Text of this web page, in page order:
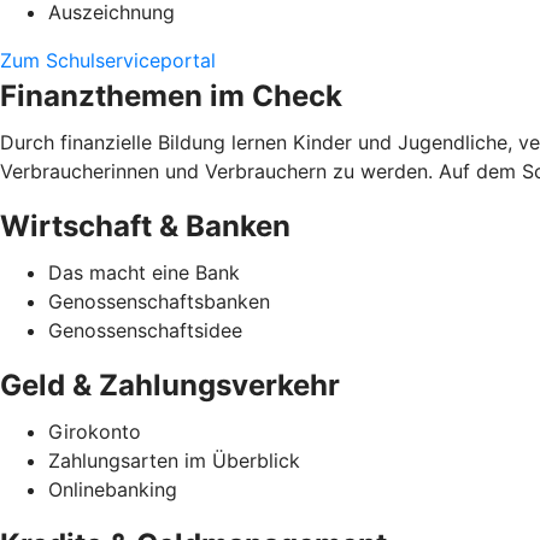
Auszeichnung
Zum Schulserviceportal
Finanzthemen im Check
Durch finanzielle Bildung lernen Kinder und Jugendliche,
Verbraucherinnen und Verbrauchern zu werden. Auf dem
Wirtschaft & Banken
Das macht eine Bank
Genossenschaftsbanken
Genossenschaftsidee
Geld & Zahlungsverkehr
Girokonto
Zahlungsarten im Überblick
Onlinebanking